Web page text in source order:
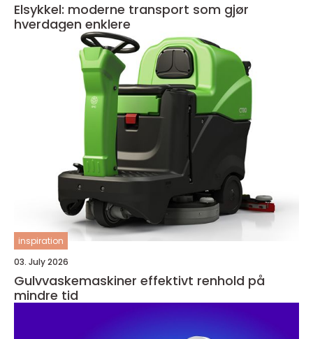
Elsykkel: moderne transport som gjør
hverdagen enklere
inspiration
03. July 2026
Gulvvaskemaskiner effektivt renhold på
mindre tid